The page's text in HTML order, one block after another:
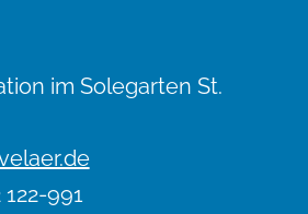
im Solegarten St.
991